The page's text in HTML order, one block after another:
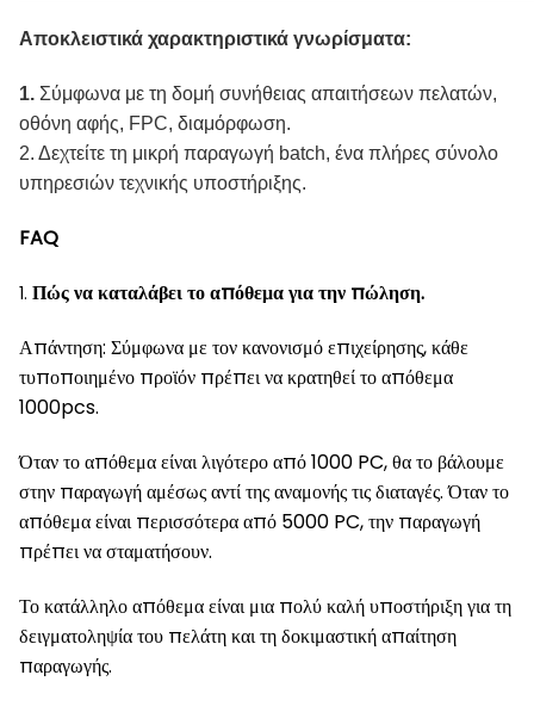
Αποκλειστικά χαρακτηριστικά γνωρίσματα:
1. Σύμφωνα με τη δομή συνήθειας απαιτήσεων πελατών,
οθόνη αφής, FPC, διαμόρφωση.
2. Δεχτείτε τη μικρή παραγωγή batch, ένα πλήρες σύνολο
υπηρεσιών τεχνικής υποστήριξης.
FAQ
1. Πώς να καταλάβει το απόθεμα για την πώληση.
Απάντηση: Σύμφωνα με τον κανονισμό επιχείρησης, κάθε
τυποποιημένο προϊόν πρέπει να κρατηθεί το απόθεμα
1000pcs.
Όταν το απόθεμα είναι λιγότερο από 1000 PC, θα το βάλουμε
στην παραγωγή αμέσως αντί της αναμονής τις διαταγές. Όταν το
απόθεμα είναι περισσότερα από 5000 PC, την παραγωγή
πρέπει να σταματήσουν.
Το κατάλληλο απόθεμα είναι μια πολύ καλή υποστήριξη για τη
δειγματοληψία του πελάτη και τη δοκιμαστική απαίτηση
παραγωγής.